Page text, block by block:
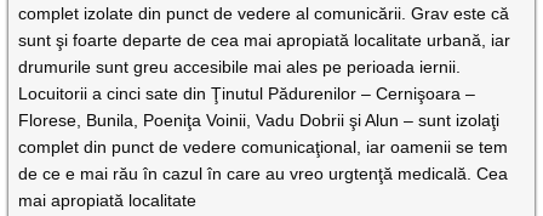
complet izolate din punct de vedere al comunicării. Grav este că
sunt şi foarte departe de cea mai apropiată localitate urbană, iar
drumurile sunt greu accesibile mai ales pe perioada iernii.
Locuitorii a cinci sate din Ţinutul Pădurenilor – Cernişoara –
Florese, Bunila, Poeniţa Voinii, Vadu Dobrii şi Alun – sunt izolaţi
complet din punct de vedere comunicaţional, iar oamenii se tem
de ce e mai rău în cazul în care au vreo urgtenţă medicală. Cea
mai apropiată localitate